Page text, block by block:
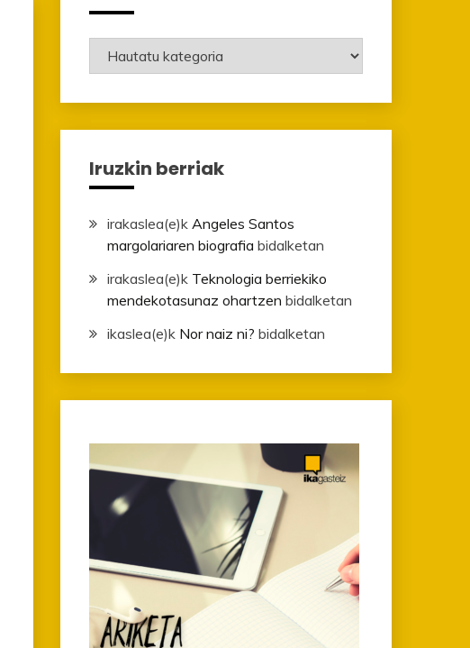
Mailak
Iruzkin berriak
irakaslea(e)k Angeles Santos
margolariaren biografia bidalketan
irakaslea(e)k Teknologia berriekiko
mendekotasunaz ohartzen bidalketan
ikaslea(e)k Nor naiz ni? bidalketan